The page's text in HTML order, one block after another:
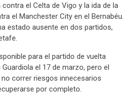
el Celta de Vigo y la ida de la
el Manchester City en el Bernabéu.
estado ausente en dos partidos,
para el partido de vuelta
el 17 de marzo, pero el
correr riesgos innecesarios
por completo.